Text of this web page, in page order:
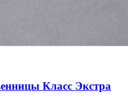
Класс Экстра